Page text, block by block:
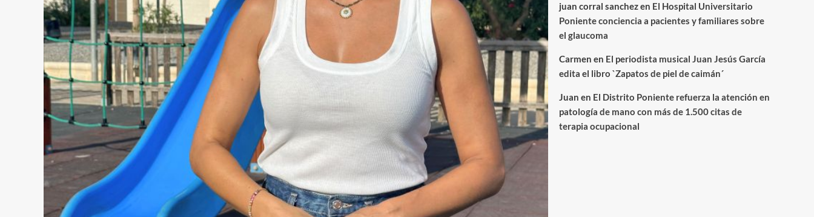
juan corral sanchezen El Hospital Universitario
Poniente conciencia a pacientes y familiares sobre
el glaucoma
Carmen en El periodista musical Juan Jesús García
edita el libro `Zapatos de piel de caimán´
Juan en El Distrito Poniente refuerza la atención en
patología de mano con más de 1.500 citas de
terapia ocupacional